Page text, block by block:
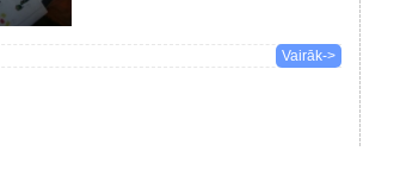
Vairāk->